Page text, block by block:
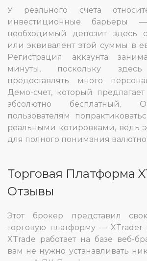
У реального счета
инвестиционные барьеры
необходимый депозит здесь
или эквивалент этой суммы в
Регистрация аккаунта
минуты, поскольку
предоставлять много
Демо-счет, который
абсолютно бесплатный.
пользователям
реальными котировками, ведь
для полного понимания
Торговая Платформа
Отзывы
Этот брокер представил
торговую платформу — XTrader
XTrade работает на базе веб-
вам не нужно устанавливать